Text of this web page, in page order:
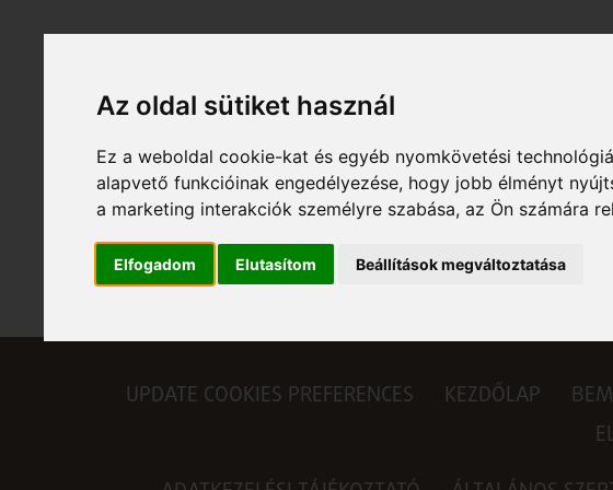
Az oldal sütiket használ
Ez a weboldal cookie-kat és egyéb nyomkövetési
alapvető funkcióinak engedélyezése, hogy jobb élményt
a marketing interakciók személyre szabása,az Ön számára
Elfogadom Elutasítom Beállítások megváltoztatása
UPDATE COOKIES PREFERENCES KEZDŐLAP